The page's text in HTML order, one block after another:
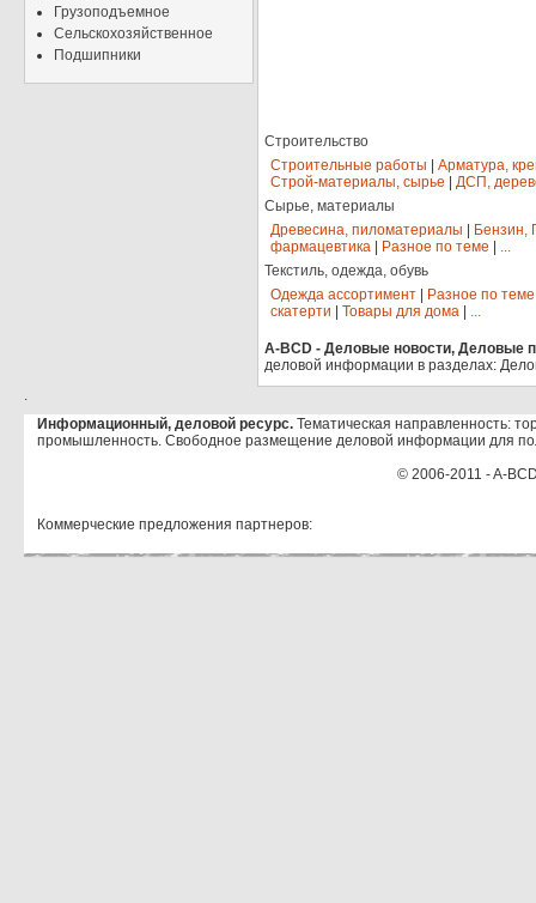
Грузоподъемное
Сельскохозяйственное
Подшипники
Строительство
Строительные работы
Арматура,
Строй-материалы, сырье
ДСП,
Сырье, материалы
Древесина, пиломатериалы
Бензин,
фармацевтика
Разное по теме
...
Текстиль, одежда, обувь
Одежда ассортимент
Разное по теме
скатерти
Товары для дома ...
A-BCD - Деловые новости, Деловые
деловой информации в разделах:
.
Информационный, деловой ресурс. Тематическая направленность:
промышленность. Свободное размещение деловой информации для
© 2006-2011 - A-
Коммерческие предложения партнеров: